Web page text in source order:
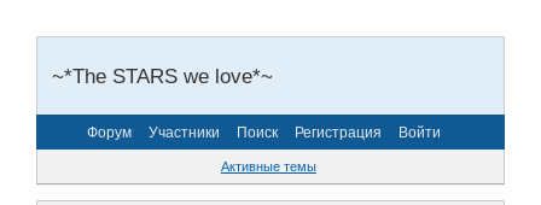
~*The STARS we love*~
Форум Участники Поиск Регистрация Войти
Активные темы